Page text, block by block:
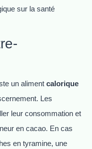
sur la santé
un aliment calorique
Les
leur consommation et
en cacao. En cas
en tyramine, une